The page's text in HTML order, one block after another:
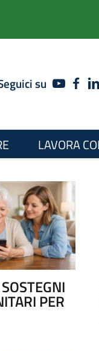
su YOUTUBE
LAVORA
PER